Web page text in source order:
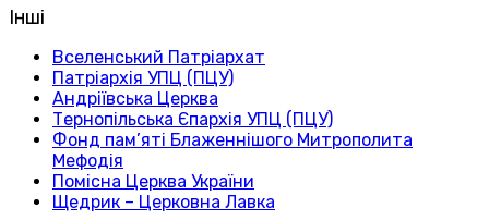
Інші
Вселенський Патріархат
Патріархія УПЦ (ПЦУ)
Андріївська Церква
Тернопільська Єпархія УПЦ (ПЦУ)
Фонд пам’яті Блаженнішого Митрополита
Мефодія
Помісна Церква України
Щедрик – Церковна Лавка